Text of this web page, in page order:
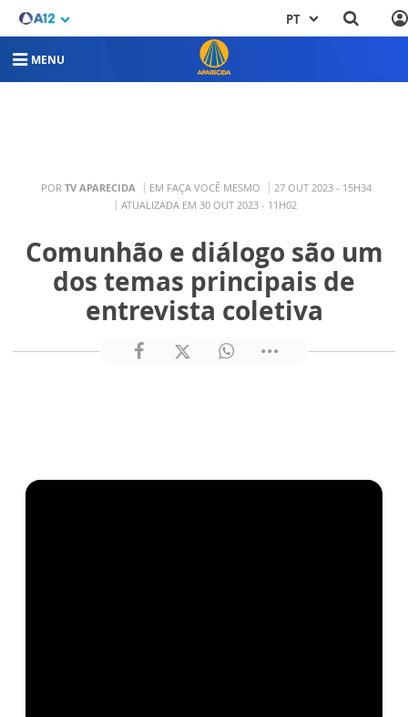
PT
MENU
POR TV APARECIDA EM FAÇA VOCÊ MESMO
27 OUT 2023 - 15H34
ATUALIZADA EM 30 OUT 2023 - 11H02
Comunhão e diálogo são um
dos temas principais de
entrevista coletiva